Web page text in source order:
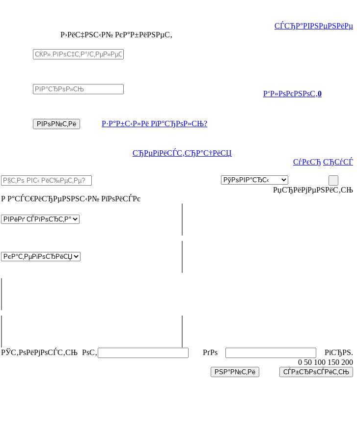
СЃСЂР°РІРЅРµРЅРёРµ
Р›РёС‡РЅС‹Р№ РєР°Р±РёРЅРµС‚
Р·Р°Р±С‹Р»Рё РїР°СЂРѕР»СЊ?
СЂРµРіРёСЃС‚СЂР°С†РёСЏ
Р‘Р»РѕРєРЅРѕС‚0
СѓРєСЂ СЂСѓСЃ
РџСЂРёРјРµРЅРёС‚СЊ
Р Р°СЃС€РёСЂРµРЅРЅС‹Р№ РїРѕРёСЃРє
РЎС‚РѕРёРјРѕСЃС‚СЊ РѕС‚ РґРѕ
РіСЂРЅ.
0 50 100 150 200